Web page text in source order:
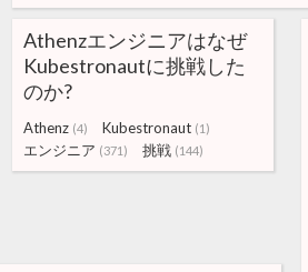
Athenzエンジニアはなぜ
Kubestronautに挑戦した
のか?
Athenz (4) Kubestronaut (1)
エンジニア (371) 挑戦 (144)